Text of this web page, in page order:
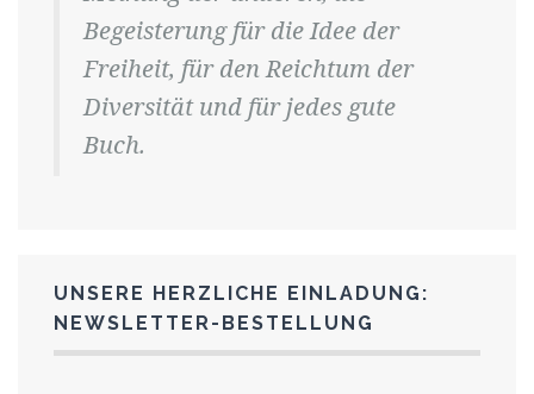
Begeisterung für die Idee der
Freiheit, für den Reichtum der
Diversität und für jedes gute
Buch.
UNSERE HERZLICHE EINLADUNG:
NEWSLETTER-BESTELLUNG